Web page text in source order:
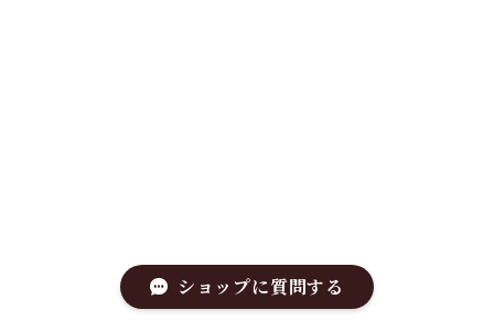
ショップに質問する